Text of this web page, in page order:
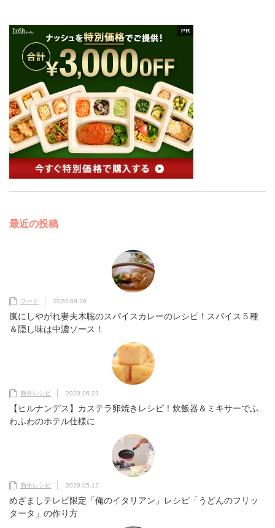
最近の投稿
フード 2020.09.26
嵐にしやがれ妻夫木聡のスパイスカレーのレシピ！スパイス５種
＆隠し味は中濃ソース！
簡単レシピ 2020.06.23
【ヒルナンデス】カステラ卵焼きレシピ！炊飯器＆ミキサーでふ
わふわのホテル仕様に
簡単レシピ 2020.05.12
めざましテレビ限定「俺のイタリアン」レシピ「うどんのフリッ
タータ」の作り方